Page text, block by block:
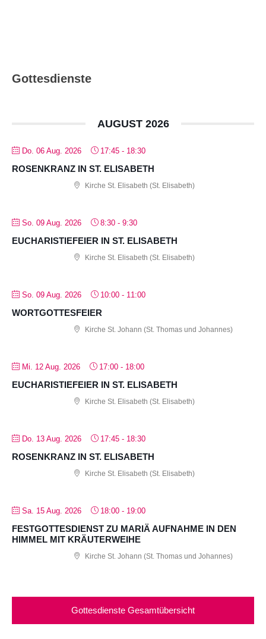
Gottesdienste
AUGUST 2026
Do. 06 Aug. 2026 17:45 - 18:30
ROSENKRANZ IN ST. ELISABETH
Kirche St. Elisabeth (St. Elisabeth)
So. 09 Aug. 2026 8:30 - 9:30
EUCHARISTIEFEIER IN ST. ELISABETH
Kirche St. Elisabeth (St. Elisabeth)
So. 09 Aug. 2026 10:00 - 11:00
WORTGOTTESFEIER
Kirche St. Johann (St. Thomas und Johannes)
Mi. 12 Aug. 2026 17:00 - 18:00
EUCHARISTIEFEIER IN ST. ELISABETH
Kirche St. Elisabeth (St. Elisabeth)
Do. 13 Aug. 2026 17:45 - 18:30
ROSENKRANZ IN ST. ELISABETH
Kirche St. Elisabeth (St. Elisabeth)
Sa. 15 Aug. 2026 18:00 - 19:00
FESTGOTTESDIENST ZU MARIÄ AUFNAHME IN DEN
HIMMEL MIT KRÄUTERWEIHE
Kirche St. Johann (St. Thomas und Johannes)
Gottesdienste Gesamtübersicht